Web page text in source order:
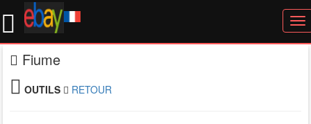
Fiume
OUTILS RETOUR